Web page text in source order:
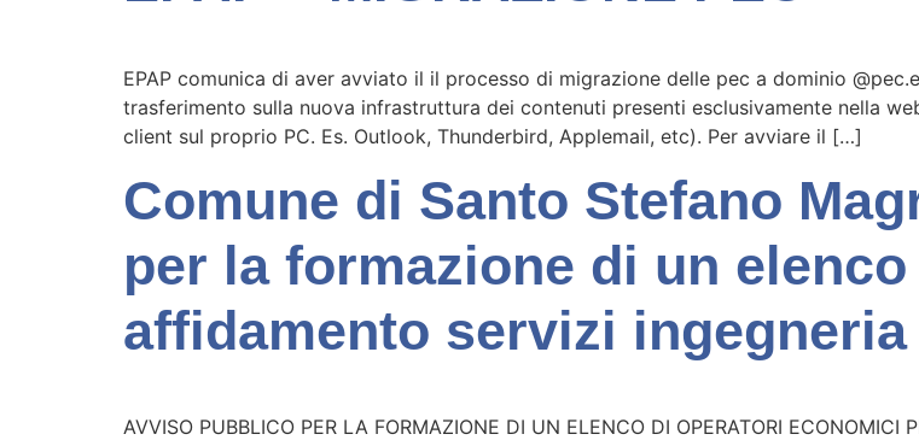
EPAP comunica di aver avviato il il processo di migrazione delle pec a dominio
trasferimento sulla nuova infrastruttura dei contenuti presenti esclusivamente nella
client sul proprio PC. Es. Outlook, Thunderbird, Applemail, etc). Per avviare il […]
Comune di Santo Stefano
per la formazione di un
affidamento servizi
AVVISO PUBBLICO PER LA FORMAZIONE DI UN ELENCO DI OPERATORI ECONOMICI